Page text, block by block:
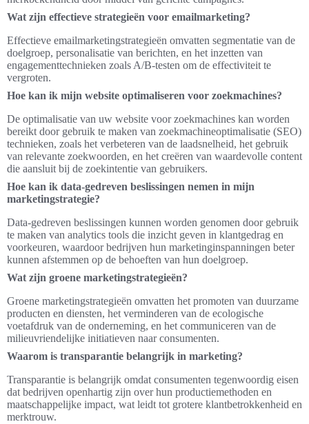
Wat zijn effectieve strategieën voor emailmarketing?
Effectieve emailmarketingstrategieën omvatten segmentatie van de
doelgroep, personalisatie van berichten, en het inzetten van
engagementtechnieken zoals A/B-testen om de effectiviteit te
vergroten.
Hoe kan ik mijn website optimaliseren voor zoekmachines?
De optimalisatie van uw website voor zoekmachines kan worden
bereikt door gebruik te maken van zoekmachineoptimalisatie (SEO)
technieken, zoals het verbeteren van de laadsnelheid, het gebruik
van relevante zoekwoorden, en het creëren van waardevolle content
die aansluit bij de zoekintentie van gebruikers.
Hoe kan ik data-gedreven beslissingen nemen in mijn
marketingstrategie?
Data-gedreven beslissingen kunnen worden genomen door gebruik
te maken van analytics tools die inzicht geven in klantgedrag en
voorkeuren, waardoor bedrijven hun marketinginspanningen beter
kunnen afstemmen op de behoeften van hun doelgroep.
Wat zijn groene marketingstrategieën?
Groene marketingstrategieën omvatten het promoten van duurzame
producten en diensten, het verminderen van de ecologische
voetafdruk van de onderneming, en het communiceren van de
milieuvriendelijke initiatieven naar consumenten.
Waarom is transparantie belangrijk in marketing?
Transparantie is belangrijk omdat consumenten tegenwoordig eisen
dat bedrijven openhartig zijn over hun productiemethoden en
maatschappelijke impact, wat leidt tot grotere klantbetrokkenheid en
merktrouw.